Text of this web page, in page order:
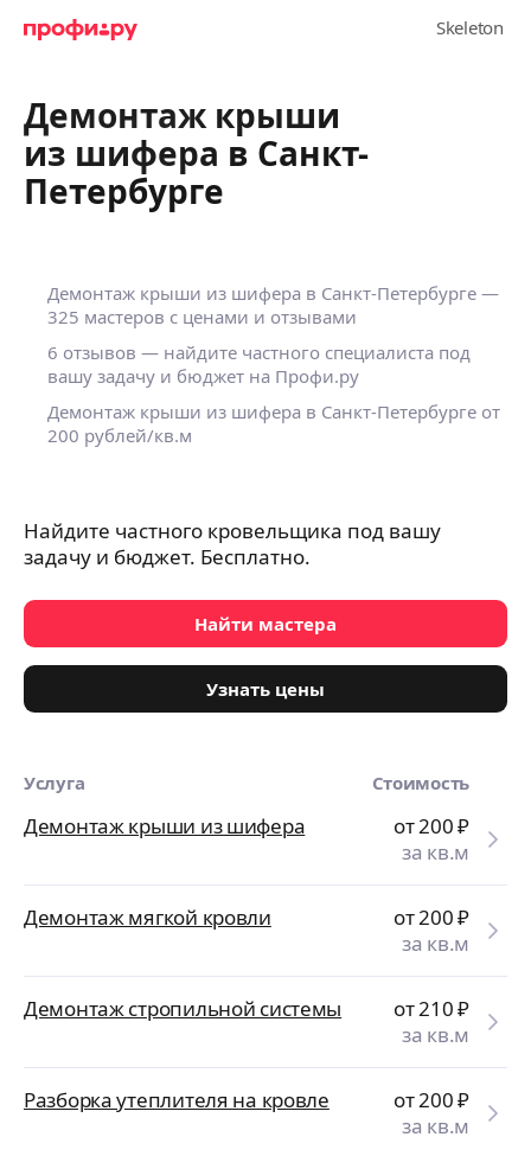
Демонтаж крыши
из шифера в Санкт-
Петербурге
Демонтаж крыши из шифера в Санкт-Петербурге —
325 мастеров с ценами и отзывами
6 отзывов — найдите частного специалиста под
вашу задачу и бюджет на Профи.ру
Демонтаж крыши из шифера в Санкт-Петербурге от
200 рублей/кв.м
Найдите частного кровельщика под вашу
задачу и бюджет. Бесплатно.
Найти мастера
Узнать цены
Услуга Стоимость
Демонтаж крыши из шифера от 200₽
за кв.м
Демонтаж мягкой кровли от 200₽
за кв.м
Демонтаж стропильной системы от 210₽
за кв.м
Разборка утеплителя на кровле от 200₽
за кв.м